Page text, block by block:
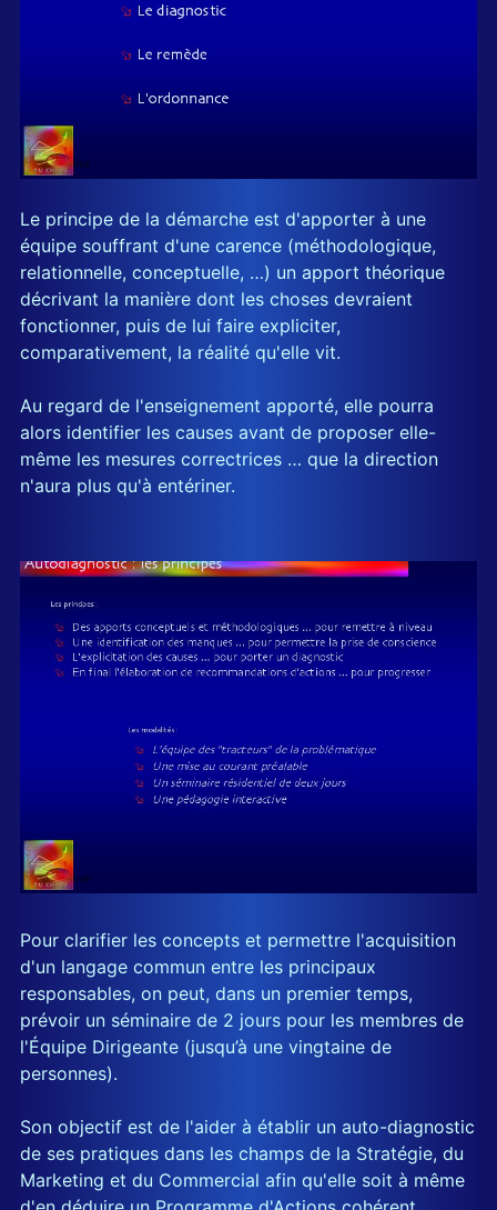
Le principe de la démarche est d'apporter à une
équipe souffrant d'une carence (méthodologique,
relationnelle, conceptuelle, …) un apport théorique
décrivant la manière dont les choses devraient
fonctionner, puis de lui faire expliciter,
comparativement, la réalité qu'elle vit.
Au regard de l'enseignement apporté, elle pourra
alors identifier les causes avant de proposer elle-
même les mesures correctrices … que la direction
n'aura plus qu'à entériner.
Pour clarifier les concepts et permettre l'acquisition
d'un langage commun entre les principaux
responsables, on peut, dans un premier temps,
prévoir un séminaire de 2 jours pour les membres de
l'Équipe Dirigeante (jusqu’à une vingtaine de
personnes).
Son objectif est de l'aider à établir un auto-diagnostic
de ses pratiques dans les champs de la Stratégie, du
Marketing et du Commercial afin qu'elle soit à même